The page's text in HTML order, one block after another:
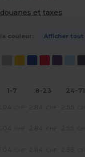
et taxes
couleur: Afficher tout
1-7 8-23 24-71